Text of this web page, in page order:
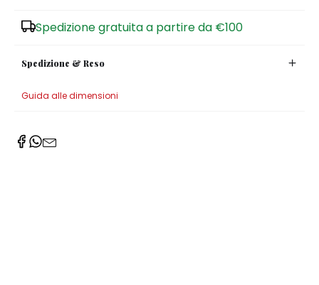
Spedizione gratuita a partire da €100
Spedizione & Reso
Guida alle dimensioni
Zuccheriere